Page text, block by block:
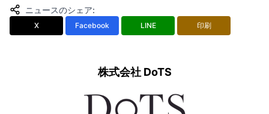
ニュースのシェア:
X Facebook LINE 印刷
株式会社 DoTS